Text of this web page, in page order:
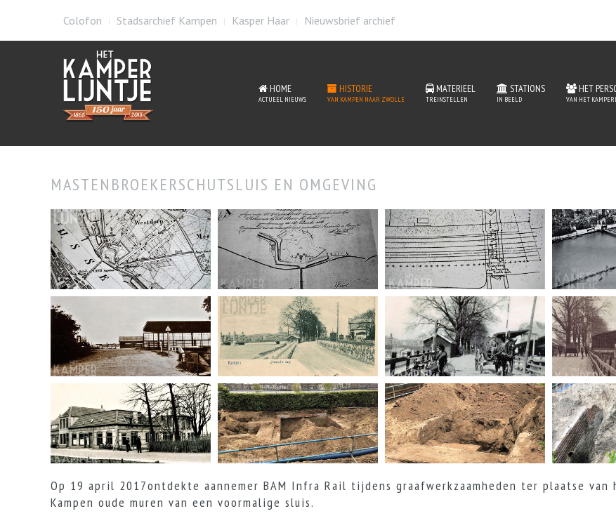
Colofon Stadsarchief Kampen Kasper Haar Nieuwsbrief archief
HOME
ACTUEEL NIEUWS
HISTORIE
VAN KAMPEN NAAR ZWOLLE
MATERIEEL
TREINSTELLEN
STATIONS
IN BEELD
HET
VAN HET
MASTENBROEKERSCHUTSLUIS EN OMGEVING
Op 19 april 2017ontdekte aannemer BAM Infra Rail tijdens graafwerkzaamheden ter plaatse
Kampen oude muren van een voormalige sluis.